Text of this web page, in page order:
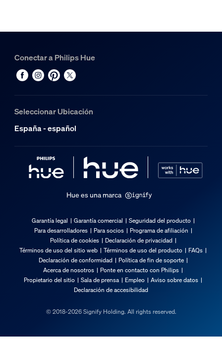
Conectar a Philips Hue
Seleccionar Ubicación
España - español
Hue es una marca
Garantía legal Garantía comercial
Seguridad del producto
Para desarrolladores
Para socios
Programa de afiliación
Política de cookies
Declaración de privacidad
Términos de uso del sitio web
Términos de uso del producto
FAQs
Declaración de conformidad
Política de fin de soporte
Acerca de nosotros
Ponte en contacto con Philips
Propietario del sitio
Sala de prensa Empleo
Aviso sobre datos
Declaración de accesibilidad
© 2018-2026 Signify Holding. All rights reserved.